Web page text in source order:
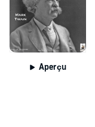
Aperçu